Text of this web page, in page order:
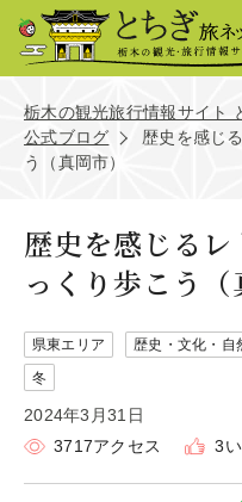
栃木の観光旅行情報サイト
公式ブログ
歴史を感じ
う（真岡市）
歴史を感じる
っくり歩こう（
県東エリア 歴史・文化・自
冬
2024年3月31日
3717アクセス
3